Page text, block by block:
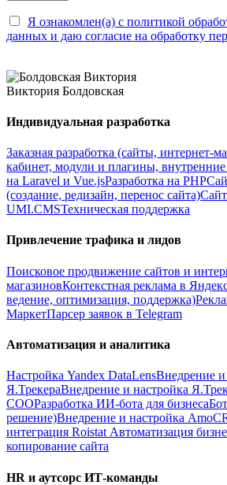
Я ознакомлен(а) с политикой
данных и даю согласие на обработку
Виктория Болдовская
Индивидуальная разработка
Заказная разработка (сайты, интернет-
кабинет, модули и плагины,
на Laravel и Vue.jsРазработка на PHP
(создание, редизайн, перенос сайта)
UMI.CMSТехническая поддержка
Привлечение трафика и лидов
Поисковое продвижение сайтов и
магазиновКонтекстная реклама в
ведение, оптимизация, поддержка)
МаркетПарсер заявок в Telegram
Автоматизация и аналитика
Настройка Yandex DataLensВнедрение и
Я.ТрекераВнедрение и настройка
СООРазработка ИИ-бота для бизнеса
решение)Внедрение и настройка
интеграция Roistat Автоматизация
копирование сайта
HR и аутсорс ИТ-команды